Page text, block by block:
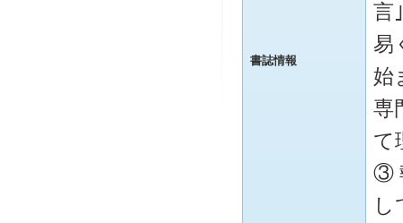
書誌情報
言
易
始
専
て
③
し